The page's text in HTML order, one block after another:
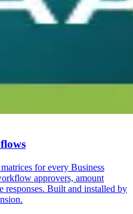
for every Business
approvers, amount
responses. Built and installed by